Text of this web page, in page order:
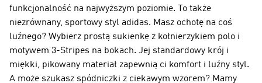
funkcjonalność na najwyższym poziomie. To także
niezrównany, sportowy styl adidas. Masz ochotę na coś
luźnego? Wybierz prostą sukienkę z kołnierzykiem polo i
motywem 3-Stripes na bokach. Jej standardowy krój i
miękki, pikowany materiał zapewnią ci komfort i luźny styl.
A może szukasz spódniczki z ciekawym wzorem? Mamy